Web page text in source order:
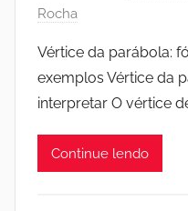
Rocha
Vértice da parábola:
exemplos Vértice da
interpretar O vértice
Continue lendo